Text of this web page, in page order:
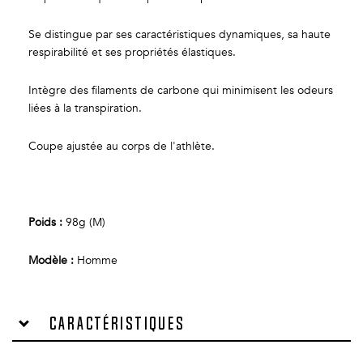
Se distingue par ses caractéristiques dynamiques, sa haute
respirabilité et ses propriétés élastiques.
Intègre des filaments de carbone qui minimisent les odeurs
liées à la transpiration.
Coupe ajustée au corps de l'athlète.
Poids : 98g (M)
Modèle : Homme
Caractéristiques